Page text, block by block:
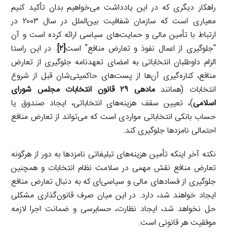
راهکار دیگری که در این یادداشت می‌خواهیم بدان تأکید کنیم
معیاری است که سازمان شفافیت بین‌الملل در سال ۲۰۰۳ در
ارتباط با تأمین مالی و حمایت‌های سیاسی ارائه کرده است و آن
“جلوگیری از اعمال نفوذ و تعارض منافع” است[۲] . در این راستا
الزام داوطلبان انتخاباتی به امضای تعهدنامه جلوگیری از تعارض
منافع، کناره‌گیری آن‌ها از پست‌های حاکمیتی‌شان قبل از شروع
انتخابات (همانند
ماده­ی ۲۹ قانون انتخابات مجلس شورای
اسلامی)، تعیین سقف هزینه‌های انتخاباتی، ایجاد صندوق یا
حساب بانکی انتخاباتی مواردی است که می‌تواند از تعارض منافع
احتمالی نامزدها جلوگیری کند.
نکته آخر اینکه تأمین هزینه‌های تبلیغاتی نامزدها به دور از هرگونه
تعارض منافع نقش مهمی در سلامت نظام انتخابات و همچنین
جلوگیری از فسادهای مالی و سیاسی‌ای که به دنبال تعارض منافع
ایجاد خواهند شد، دارد. در این میان صرف قانون‌گذاری مشکلی
حل نخواهد شد، ایجاد نظارت، حسابرسی و ضمانت اجرا لازمه
موفقیت هر قانونی است.